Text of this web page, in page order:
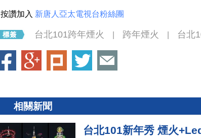
按讚加入 新唐人亞太電視台粉絲團
台北101跨年煙火 跨年煙火 台北
相關新聞
台北101新年秀 煙火